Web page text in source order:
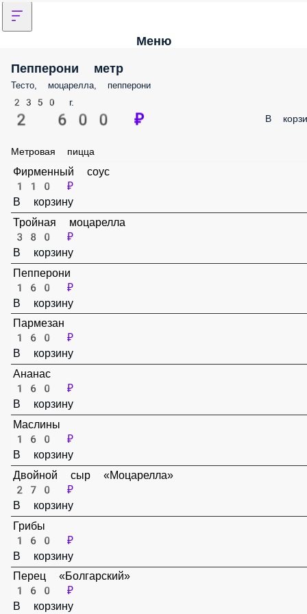
Меню
Пепперони метр
Тесто, моцарелла, пепперони
2350 г.
2 600 ₽ В
Метровая пицца
Фирменный соус
110 ₽
В корзину
Тройная моцарелла
380 ₽
В корзину
160 ₽
В корзину
Пармезан
160 ₽
В корзину
Ананас
160 ₽
В корзину
Маслины
160 ₽
В корзину
Двойной сыр «Моцарелла»
270 ₽
В корзину